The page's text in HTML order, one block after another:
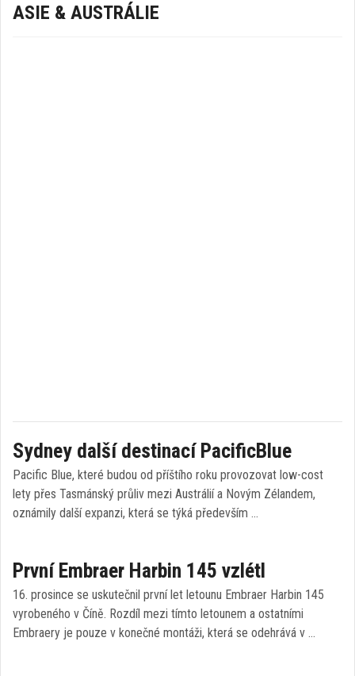
ASIE & AUSTRÁLIE
Sydney další destinací PacificBlue
Pacific Blue, které budou od příštího roku provozovat low-cost
lety přes Tasmánský průliv mezi Austrálií a Novým Zélandem,
oznámily další expanzi, která se týká především …
První Embraer Harbin 145 vzlétl
16. prosince se uskutečnil první let letounu Embraer Harbin 145
vyrobeného v Číně. Rozdíl mezi tímto letounem a ostatními
Embraery je pouze v konečné montáži, která se odehrává v …